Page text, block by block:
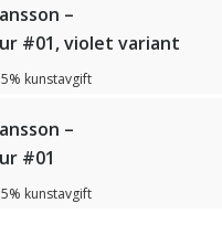
–
#01, violet variant
kunstavgift
–
#01
kunstavgift